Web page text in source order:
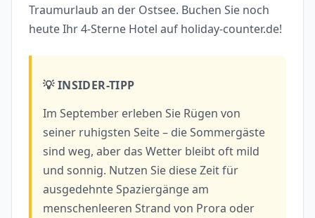
Traumurlaub an der Ostsee. Buchen Sie noch
heute Ihr 4-Sterne Hotel auf holiday-counter.de!
💡 INSIDER-TIPP
Im September erleben Sie Rügen von
seiner ruhigsten Seite – die Sommergäste
sind weg, aber das Wetter bleibt oft mild
und sonnig. Nutzen Sie diese Zeit für
ausgedehnte Spaziergänge am
menschenleeren Strand von Prora oder